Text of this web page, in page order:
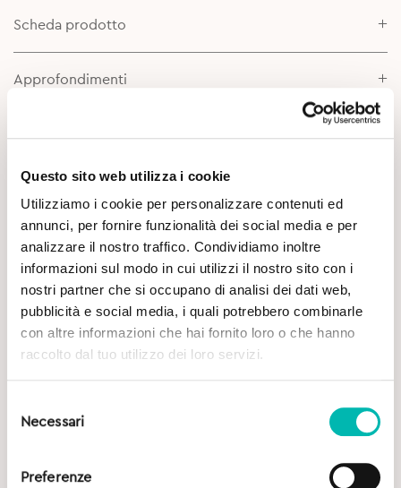
Questo sito web utilizza i cookie
Utilizziamo i cookie per personalizzare contenuti ed
annunci, per fornire funzionalità dei social media e per
analizzare il nostro traffico. Condividiamo inoltre
informazioni sul modo in cui utilizzi il nostro sito con i
nostri partner che si occupano di analisi dei dati web,
pubblicità e social media, i quali potrebbero combinarle
con altre informazioni che hai fornito loro o che hanno
raccolto dal tuo utilizzo dei loro servizi.
delNecessari
Preferenze
Scheda prodotto
Approfondimenti
Potrebbe Interessarti